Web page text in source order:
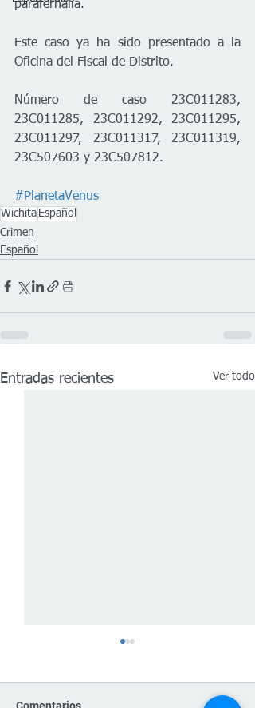
parafernalia.
Este caso ya ha sido presentado a la
Oficina del Fiscal de Distrito.
Número de caso 23C011283,
23C011285, 23C011292, 23C011295,
23C011297, 23C011317, 23C011319,
23C507603 y 23C507812.
#PlanetaVenus
Wichita Español
Crimen
Español
Entradas recientes Ver todo